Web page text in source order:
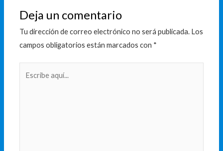
Deja un comentario
Tu dirección de correo electrónico no será publicada. Los
campos obligatorios están marcados con *